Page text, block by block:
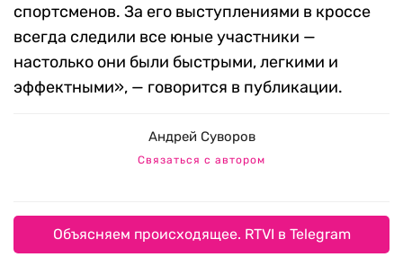
спортсменов. За его выступлениями в кроссе
всегда следили все юные участники —
настолько они были быстрыми, легкими и
эффектными», — говорится в публикации.
Андрей Суворов
Связаться с автором
Объясняем происходящее. RTVI в Telegram